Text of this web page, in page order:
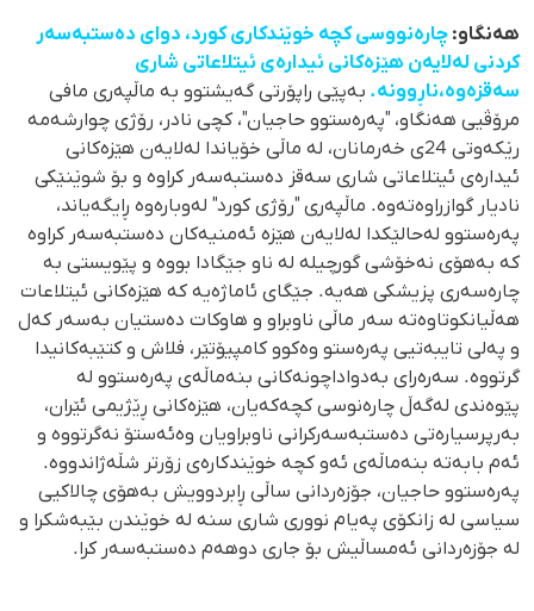
هەنگاو: چارەنووسی کچە خوێندکاری کورد، دوای دەستبەسەر
کردنی لەلایەن هێزەکانی ئیدارەی ئیتلاعاتی شاری
سەقزەوە،ناڕوونە. بەپێی راپۆرتی گەیشتوو بە ماڵپەری مافی
مرۆڤیی هەنگاو، "پەرەستوو حاجیان"، کچی نادر، رۆژی چوارشەمە
رێکەوتی 24ی خەرمانان، لە ماڵی خۆیاندا لەلایەن هێزەکانی
ئیدارەی ئیتلاعاتی شاری سەقز دەستبەسەر کراوە و بۆ شوێنێکی
نادیار گوازراوەتەوە. ماڵپەری "رۆژی کورد" لەوبارەوە ڕایگەیاند،
پەرەستوو لەحالێکدا لەلایەن هێزە ئەمنیەکان دەستبەسەر کراوە
کە بەهۆی نەخۆشی گورچیلە لە ناو جێگادا بووە و پێویستی بە
چارەسەری پزیشکی هەیە. جێگای ئاماژەیە کە هێزەکانی ئیتلاعات
هەڵیانکوتاوەتە سەر ماڵی ناوبراو و هاوکات دەستیان بەسەر کەل
و پەلی تایبەتیی پەرەستو وەکوو کامپیۆتێر، فلاش و کتێبەکانیدا
گرتووە. سەرەرای بەدواداچونەکانی بنەماڵەی پەرەستوو لە
پێوەندی لەگەڵ چارەنوسی کچەکەیان، هێزەکانی ڕێژیمی ئێران،
بەرپرسیارەتی دەستبەسەرکرانی ناوبراویان وەئەستۆ نەگرتووە و
ئەم بابەتە بنەماڵەی ئەو کچە خوێندکارەی زۆرتر شڵەژاندووە.
پەرەستوو حاجیان، جۆزەردانی ساڵی ڕابردوویش بەهۆی چالاکیی
سیاسی لە زانکۆی پەیام نووری شاری سنە لە خوێندن بێبەشکرا و
لە جۆزەردانی ئەمساڵیش بۆ جاری دوهەم دەستبەسەر کرا.